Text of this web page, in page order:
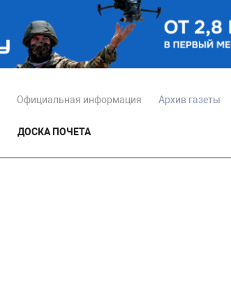
Официальная информация Архив газеты
ДОСКА ПОЧЕТА